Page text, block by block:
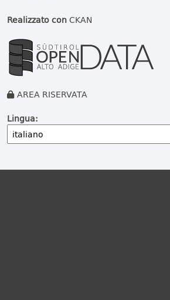
Realizzato conCKAN
AREA RISERVATA
Lingua